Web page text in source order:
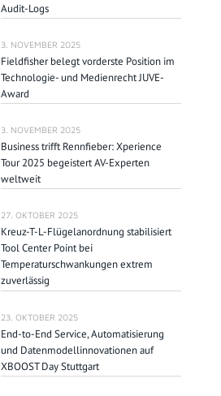
Audit-Logs
3. NOVEMBER 2025
Fieldfisher belegt vorderste Position im
Technologie- und Medienrecht JUVE-
Award
3. NOVEMBER 2025
Business trifft Rennfieber: Xperience
Tour 2025 begeistert AV-Experten
weltweit
27. OKTOBER 2025
Kreuz-T-L-Flügelanordnung stabilisiert
Tool Center Point bei
Temperaturschwankungen extrem
zuverlässig
23. OKTOBER 2025
End-to-End Service, Automatisierung
und Datenmodellinnovationen auf
XBOOST Day Stuttgart